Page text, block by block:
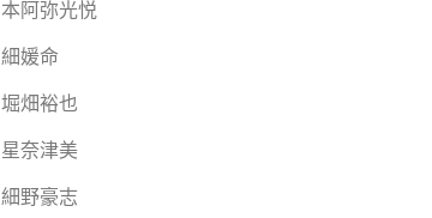
本阿弥光悦
細媛命
堀畑裕也
星奈津美
細野豪志